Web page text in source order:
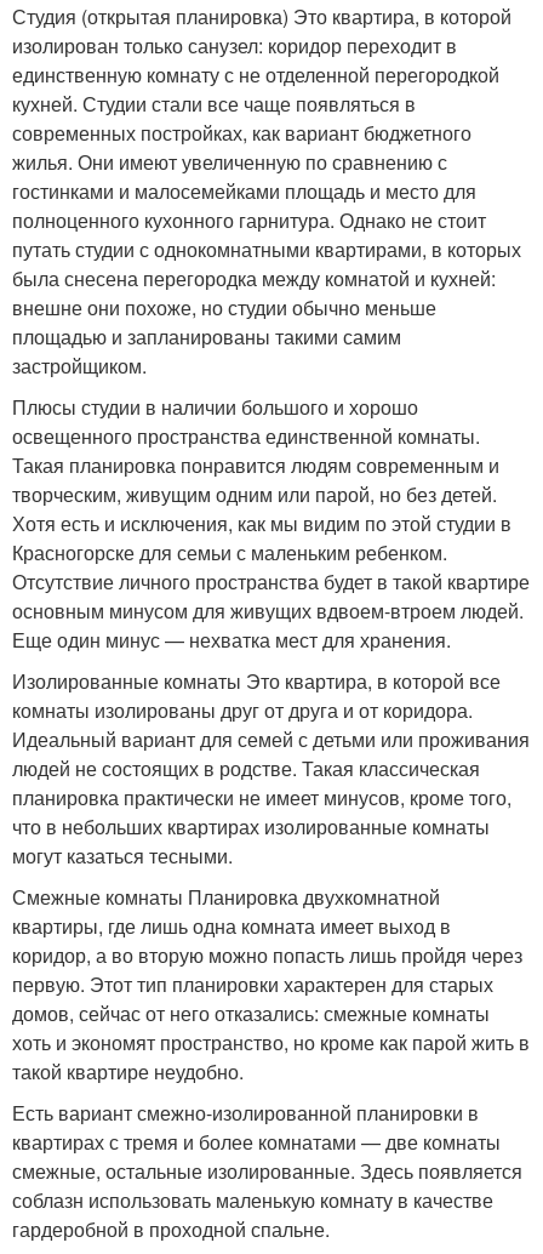
Студия (открытая планировка) Это квартира, в которой
изолирован только санузел: коридор переходит в
единственную комнату с не отделенной перегородкой
кухней. Студии стали все чаще появляться в
современных постройках, как вариант бюджетного
жилья. Они имеют увеличенную по сравнению с
гостинками и малосемейками площадь и место для
полноценного кухонного гарнитура. Однако не стоит
путать студии с однокомнатными квартирами, в которых
была снесена перегородка между комнатой и кухней:
внешне они похоже, но студии обычно меньше
площадью и запланированы такими самим
застройщиком.
Плюсы студии в наличии большого и хорошо
освещенного пространства единственной комнаты.
Такая планировка понравится людям современным и
творческим, живущим одним или парой, но без детей.
Хотя есть и исключения, как мы видим по этой студии в
Красногорске для семьи с маленьким ребенком.
Отсутствие личного пространства будет в такой квартире
основным минусом для живущих вдвоем-втроем людей.
Еще один минус — нехватка мест для хранения.
Изолированные комнаты Это квартира, в которой все
комнаты изолированы друг от друга и от коридора.
Идеальный вариант для семей с детьми или проживания
людей не состоящих в родстве. Такая классическая
планировка практически не имеет минусов, кроме того,
что в небольших квартирах изолированные комнаты
могут казаться тесными.
Смежные комнаты Планировка двухкомнатной
квартиры, где лишь одна комната имеет выход в
коридор, а во вторую можно попасть лишь пройдя через
первую. Этот тип планировки характерен для старых
домов, сейчас от него отказались: смежные комнаты
хоть и экономят пространство, но кроме как парой жить в
такой квартире неудобно.
Есть вариант смежно-изолированной планировки в
квартирах с тремя и более комнатами — две комнаты
смежные, остальные изолированные. Здесь появляется
соблазн использовать маленькую комнату в качестве
гардеробной в проходной спальне.